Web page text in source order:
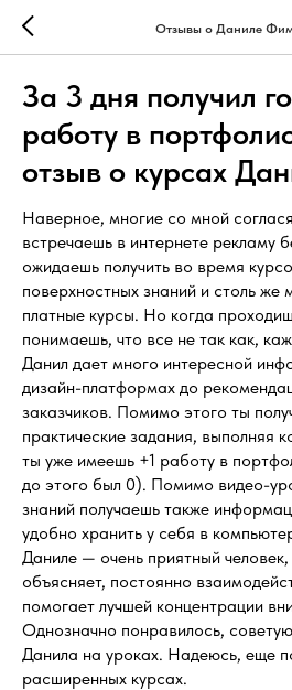
Отзывы о Даниле
За 3 дня получил
работу в
отзыв о курсах
Наверное, многие со мной
встречаешь в интернете рекламу
ожидаешь получить во время
поверхностных знаний и столь же
платные курсы. Но когда
понимаешь, что все не так как,
Данил дает много интересной
дизайн-платформах до
заказчиков. Помимо этого ты
практические задания, выполняя
ты уже имеешь +1 работу в
до этого был 0). Помимо видео-
знаний получаешь также
удобно хранить у себя в
Даниле — очень приятный
объясняет, постоянно
помогает лучшей концентрации
Однозначно понравилось,
Данила на уроках. Надеюсь, еще
расширенных курсах.